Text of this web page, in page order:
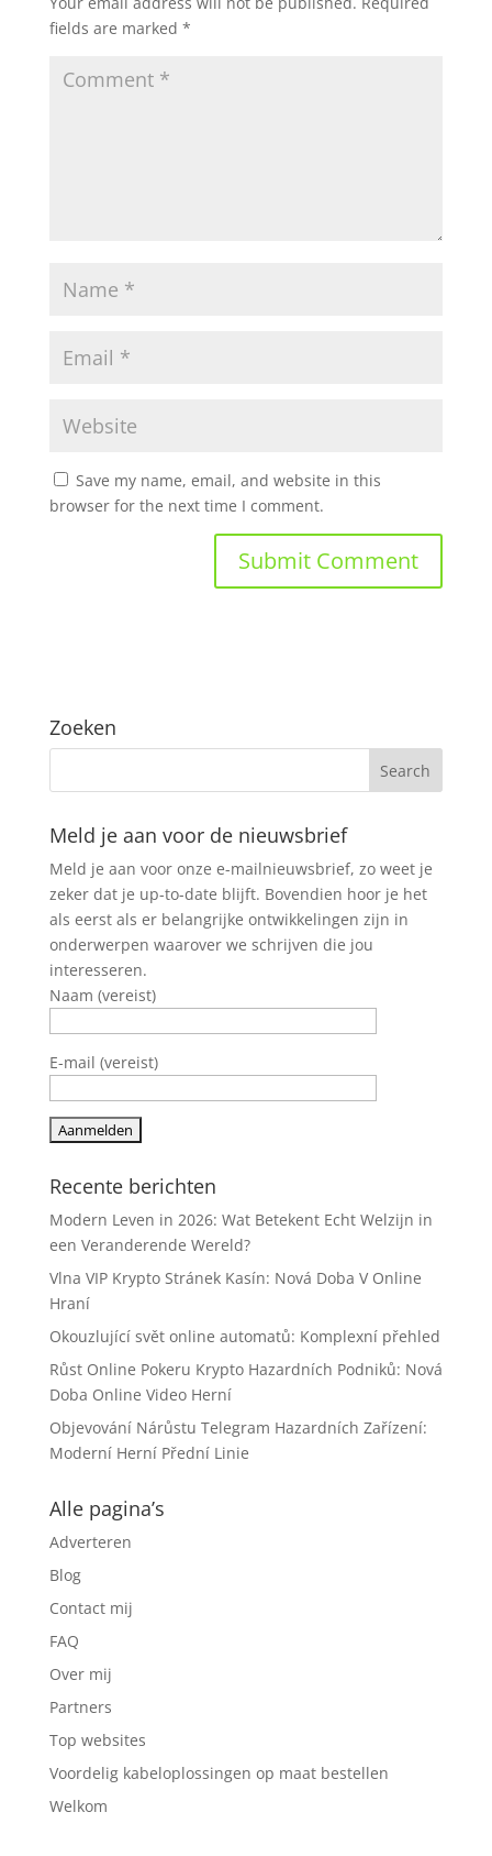
fields are marked *
Save my name, email, and website in this
browser for the next time I comment.
Zoeken
Meld je aan voor de nieuwsbrief
Meld je aan voor onze e-mailnieuwsbrief, zo weet je
zeker dat je up-to-date blijft. Bovendien hoor je het
als eerst als er belangrijke ontwikkelingen zijn in
onderwerpen waarover we schrijven die jou
interesseren.
Naam (vereist)
E-mail (vereist)
Recente berichten
Modern Leven in 2026: Wat Betekent Echt Welzijn in
een Veranderende Wereld?
Vlna VIP Krypto Stránek Kasín: Nová Doba V Online
Hraní
Okouzlující svět online automatů: Komplexní přehled
Růst Online Pokeru Krypto Hazardních Podniků: Nová
Doba Online Video Herní
Objevování Nárůstu Telegram Hazardních Zařízení:
Moderní Herní Přední Linie
Alle pagina’s
Adverteren
Blog
Contact mij
FAQ
Over mij
Partners
Top websites
Voordelig kabeloplossingen op maat bestellen
Welkom